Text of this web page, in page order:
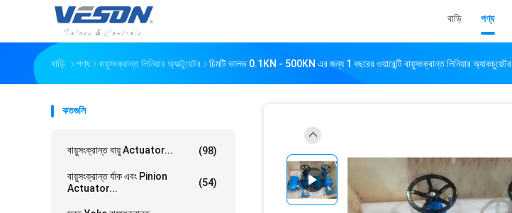
বাড়ি পণ্য
বাড়ি পণ্য বায়ুসংক্রান্ত লিনিয়ার অ্যাক্টুয়েটর চিমটি ভালভ 0.1KN - 500KN এর জন্য 1 বছরের ওয়ারেন্টি বায়ুসংক্রান্ত লিনিয়ার অ্যাকচুয়েটর
কতগুলি
বায়ুসংক্রান্ত বায়ু Actuator... (98)
বায়ুসংক্রান্ত র্যাক এবং Pinion
Actuator...
(54)